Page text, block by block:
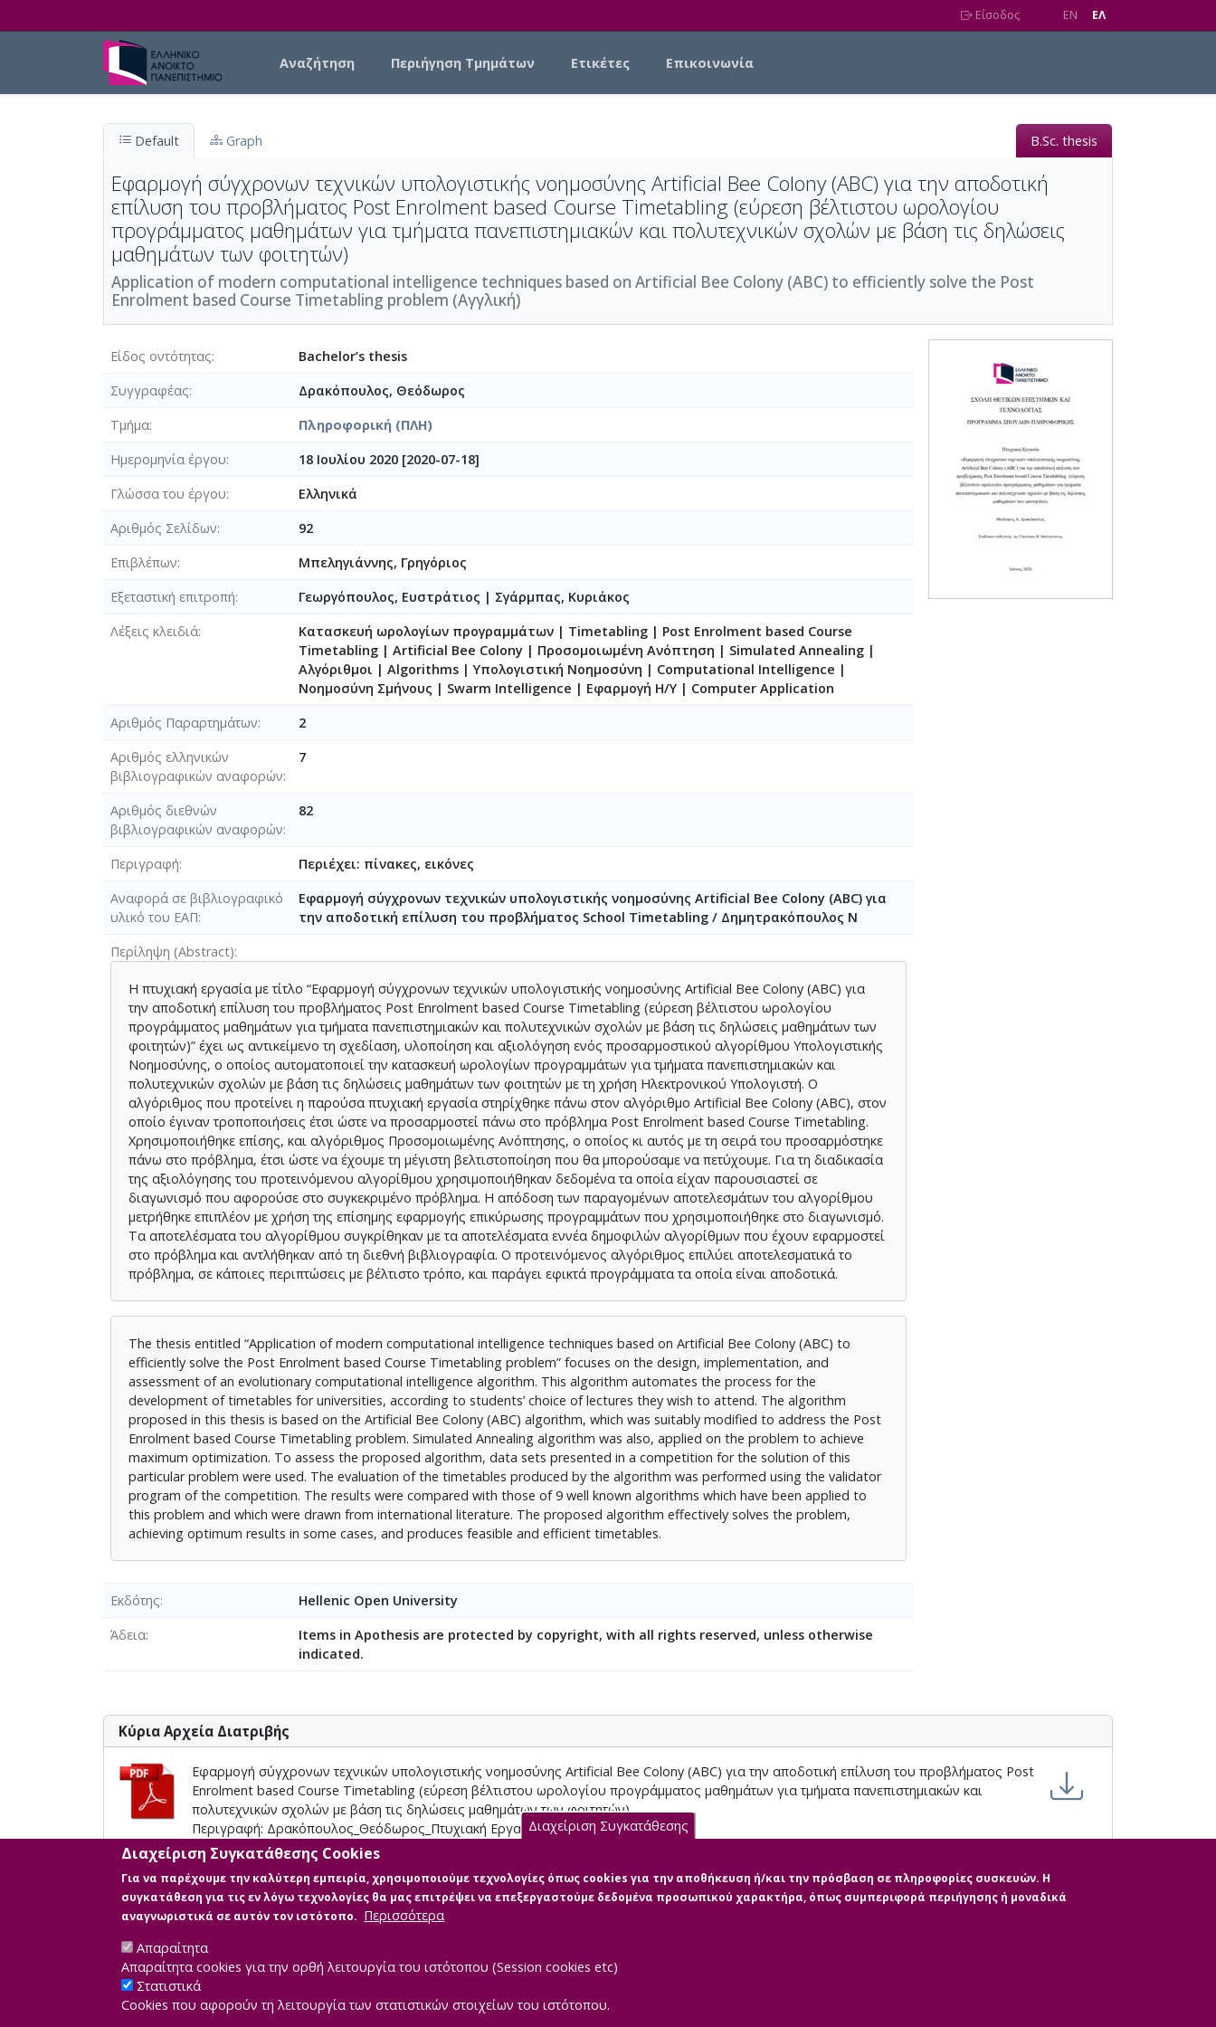
Είσοδος EN EΛ
Αναζήτηση Περιήγηση Τμημάτων Ετικέτες Επικοινωνία
Default Graph B.Sc. thesis
Εφαρμογή σύγχρονων τεχνικών υπολογιστικής νοημοσύνης Artificial Bee Colony (ABC) για την αποδοτική
επίλυση του προβλήματος Post Enrolment based Course Timetabling (εύρεση βέλτιστου ωρολογίου
προγράμματος μαθημάτων για τμήματα πανεπιστημιακών και πολυτεχνικών σχολών με βάση τις δηλώσεις
μαθημάτων των φοιτητών)
Application of modern computational intelligence techniques based on Artificial Bee Colony (ABC) to efficiently solve the Post
Enrolment based Course Timetabling problem (Αγγλική)
Είδος οντότητας
Bachelor’s thesis
Συγγραφέας
Δρακόπουλος, Θεόδωρος
Τμήμα
Πληροφορική (ΠΛΗ)
Ημερομηνία έργου
18 Ιουλίου 2020 [2020-07-18]
Γλώσσα του έργου
Ελληνικά
Αριθμός Σελίδων
92
Επιβλέπων
Μπεληγιάννης, Γρηγόριος
Εξεταστική επιτροπή
Γεωργόπουλος, Ευστράτιος | Σγάρμπας, Κυριάκος
Λέξεις κλειδιά
Κατασκευή ωρολογίων προγραμμάτων | Timetabling | Post Enrolment based Course
Timetabling | Artificial Bee Colony | Προσομοιωμένη Ανόπτηση | Simulated Annealing |
Αλγόριθμοι | Algorithms | Υπολογιστική Νοημοσύνη | Computational Intelligence |
Νοημοσύνη Σμήνους | Swarm Intelligence | Εφαρμογή Η/Υ | Computer Application
Αριθμός Παραρτημάτων
2
Αριθμός ελληνικών
βιβλιογραφικών αναφορών
7
Αριθμός διεθνών
βιβλιογραφικών αναφορών
82
Περιγραφή
Περιέχει: πίνακες, εικόνες
Αναφορά σε βιβλιογραφικό
υλικό του ΕΑΠ
Εφαρμογή σύγχρονων τεχνικών υπολογιστικής νοημοσύνης Artificial Bee Colony (ABC) για
την αποδοτική επίλυση του προβλήματος School Timetabling / Δημητρακόπουλος Ν
Περίληψη (Abstract)
Η πτυχιακή εργασία με τίτλο “Εφαρμογή σύγχρονων τεχνικών υπολογιστικής νοημοσύνης Artificial Bee Colony (ABC) για
την αποδοτική επίλυση του προβλήματος Post Enrolment based Course Timetabling (εύρεση βέλτιστου ωρολογίου
προγράμματος μαθημάτων για τμήματα πανεπιστημιακών και πολυτεχνικών σχολών με βάση τις δηλώσεις μαθημάτων των
φοιτητών)” έχει ως αντικείμενο τη σχεδίαση, υλοποίηση και αξιολόγηση ενός προσαρμοστικού αλγορίθμου Υπολογιστικής
Νοημοσύνης, ο οποίος αυτοματοποιεί την κατασκευή ωρολογίων προγραμμάτων για τμήματα πανεπιστημιακών και
πολυτεχνικών σχολών με βάση τις δηλώσεις μαθημάτων των φοιτητών με τη χρήση Ηλεκτρονικού Υπολογιστή. Ο
αλγόριθμος που προτείνει η παρούσα πτυχιακή εργασία στηρίχθηκε πάνω στον αλγόριθμο Artificial Bee Colony (ABC), στον
οποίο έγιναν τροποποιήσεις έτσι ώστε να προσαρμοστεί πάνω στο πρόβλημα Post Enrolment based Course Timetabling.
Χρησιμοποιήθηκε επίσης, και αλγόριθμος Προσομοιωμένης Ανόπτησης, ο οποίος κι αυτός με τη σειρά του προσαρμόστηκε
πάνω στο πρόβλημα, έτσι ώστε να έχουμε τη μέγιστη βελτιστοποίηση που θα μπορούσαμε να πετύχουμε. Για τη διαδικασία
της αξιολόγησης του προτεινόμενου αλγορίθμου χρησιμοποιήθηκαν δεδομένα τα οποία είχαν παρουσιαστεί σε
διαγωνισμό που αφορούσε στο συγκεκριμένο πρόβλημα. Η απόδοση των παραγομένων αποτελεσμάτων του αλγορίθμου
μετρήθηκε επιπλέον με χρήση της επίσημης εφαρμογής επικύρωσης προγραμμάτων που χρησιμοποιήθηκε στο διαγωνισμό.
Τα αποτελέσματα του αλγορίθμου συγκρίθηκαν με τα αποτελέσματα εννέα δημοφιλών αλγορίθμων που έχουν εφαρμοστεί
στο πρόβλημα και αντλήθηκαν από τη διεθνή βιβλιογραφία. Ο προτεινόμενος αλγόριθμος επιλύει αποτελεσματικά το
πρόβλημα, σε κάποιες περιπτώσεις με βέλτιστο τρόπο, και παράγει εφικτά προγράμματα τα οποία είναι αποδοτικά.
The thesis entitled “Application of modern computational intelligence techniques based on Artificial Bee Colony (ABC) to
efficiently solve the Post Enrolment based Course Timetabling problem” focuses on the design, implementation, and
assessment of an evolutionary computational intelligence algorithm. This algorithm automates the process for the
development of timetables for universities, according to students’ choice of lectures they wish to attend. The algorithm
proposed in this thesis is based on the Artificial Bee Colony (ABC) algorithm, which was suitably modified to address the Post
Enrolment based Course Timetabling problem. Simulated Annealing algorithm was also, applied on the problem to achieve
maximum optimization. To assess the proposed algorithm, data sets presented in a competition for the solution of this
particular problem were used. The evaluation of the timetables produced by the algorithm was performed using the validator
program of the competition. The results were compared with those of 9 well known algorithms which have been applied to
this problem and which were drawn from international literature. The proposed algorithm effectively solves the problem,
achieving optimum results in some cases, and produces feasible and efficient timetables.
Εκδότης
Hellenic Open University
Άδεια
Items in Apothesis are protected by copyright, with all rights reserved, unless otherwise
indicated.
Κύρια Αρχεία Διατριβής
Εφαρμογή σύγχρονων τεχνικών υπολογιστικής νοημοσύνης Artificial Bee Colony (ABC) για την αποδοτική επίλυση του προβλήματος Post
Enrolment based Course Timetabling (εύρεση βέλτιστου ωρολογίου προγράμματος μαθημάτων για τμήματα πανεπιστημιακών και
πολυτεχνικών σχολών με βάση τις δηλώσεις μαθημάτων των φοιτητών)
Περιγραφή: Δρακόπουλος_Θεόδωρος_Πτυχιακή Εργασία_2020.pdf (pdf)
Πληροφορίες: primary:true
Μέγεθος: 1.4 MB
Developed byINTEROPTICS|Powered byReasonableGraph.org
Διαχείριση Συγκατάθεσης
Διαχείριση Συγκατάθεσης Cookies
Για να παρέχουμε την καλύτερη εμπειρία, χρησιμοποιούμε τεχνολογίες όπως cookies για την αποθήκευση ή/και την πρόσβαση σε πληροφορίες συσκευών. Η
συγκατάθεση για τις εν λόγω τεχνολογίες θα μας επιτρέψει να επεξεργαστούμε δεδομένα προσωπικού χαρακτήρα, όπως συμπεριφορά περιήγησης ή μοναδικά
αναγνωριστικά σε αυτόν τον ιστότοπο. Περισσότερα
Απαραίτητα
Απαραίτητα cookies για την ορθή λειτουργία του ιστότοπου (Session cookies etc)
Στατιστικά
Cookies που αφορούν τη λειτουργία των στατιστικών στοιχείων του ιστότοπου.